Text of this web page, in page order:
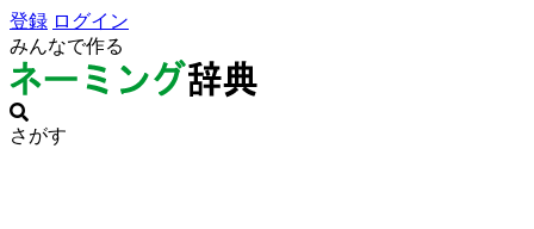
登録 ログイン
みんなで作る
さがす